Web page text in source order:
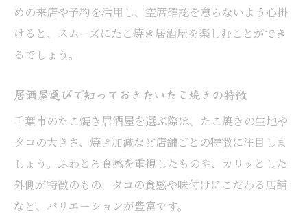
めの来店や予約を活用し、空席確認を怠らないよう心掛
けると、スムーズにたこ焼き居酒屋を楽しむことができ
るでしょう。
居酒屋選びで知っておきたいたこ焼きの特徴
千葉市のたこ焼き居酒屋を選ぶ際は、たこ焼きの生地や
タコの大きさ、焼き加減など店舗ごとの特徴に注目しま
しょう。ふわとろ食感を重視したものや、カリッとした
外側が特徴のもの、タコの食感や味付けにこだわる店舗
など、バリエーションが豊富です。